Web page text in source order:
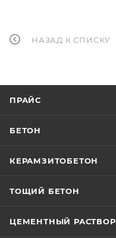
НАЗАД К СПИСКУ
ПРАЙС
БЕТОН
КЕРАМЗИТОБЕТОН
ТОЩИЙ БЕТОН
ЦЕМЕНТНЫЙ РАСТВОР